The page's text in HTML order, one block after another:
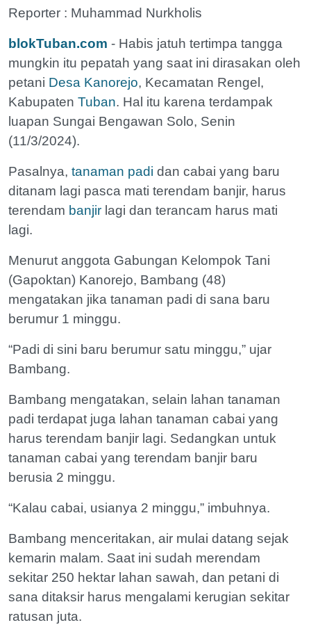
Reporter : Muhammad Nurkholis
blokTuban.com - Habis jatuh tertimpa tangga
mungkin itu pepatah yang saat ini dirasakan oleh
petani Desa Kanorejo, Kecamatan Rengel,
Kabupaten Tuban. Hal itu karena terdampak
luapan Sungai Bengawan Solo, Senin
(11/3/2024).
Pasalnya, tanaman padi dan cabai yang baru
ditanam lagi pasca mati terendam banjir, harus
terendam banjir lagi dan terancam harus mati
lagi.
Menurut anggota Gabungan Kelompok Tani
(Gapoktan) Kanorejo, Bambang (48)
mengatakan jika tanaman padi di sana baru
berumur 1 minggu.
“Padi di sini baru berumur satu minggu,” ujar
Bambang.
Bambang mengatakan, selain lahan tanaman
padi terdapat juga lahan tanaman cabai yang
harus terendam banjir lagi. Sedangkan untuk
tanaman cabai yang terendam banjir baru
berusia 2 minggu.
“Kalau cabai, usianya 2 minggu,” imbuhnya.
Bambang menceritakan, air mulai datang sejak
kemarin malam. Saat ini sudah merendam
sekitar 250 hektar lahan sawah, dan petani di
sana ditaksir harus mengalami kerugian sekitar
ratusan juta.